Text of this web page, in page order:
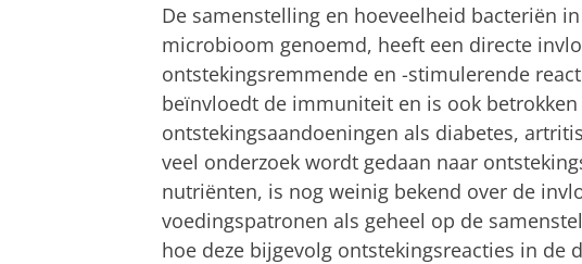
De samenstelling en hoeveelheid bacteriën
microbioom genoemd, heeft een directe
ontstekingsremmende en -stimulerende
beïnvloedt de immuniteit en is ook
ontstekingsaandoeningen als diabetes,
veel onderzoek wordt gedaan naar
nutriënten, is nog weinig bekend over de
voedingspatronen als geheel op de
hoe deze bijgevolg ontstekingsreacties in de